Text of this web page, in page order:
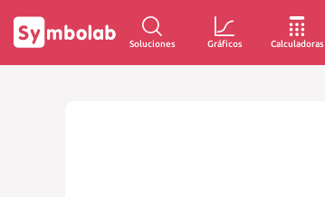
Soluciones Gráficos Calculadoras